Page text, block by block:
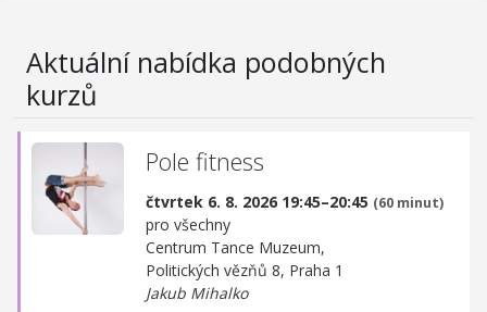
Aktuální nabídka podobných
kurzů
Pole fitness
čtvrtek 6. 8. 2026 19:45–20:45 (60 minut)
pro všechny
Centrum Tance Muzeum,
Politických vězňů 8, Praha 1
Jakub Mihalko